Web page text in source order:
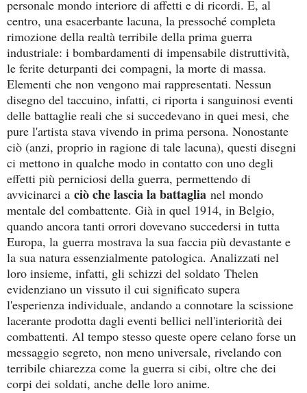
personale mondo interiore di affetti e di ricordi. E, al
centro, una esacerbante lacuna, la pressoché completa
rimozione della realtà terribile della prima guerra
industriale: i bombardamenti di impensabile distruttività,
le ferite deturpanti dei compagni, la morte di massa.
Elementi che non vengono mai rappresentati. Nessun
disegno del taccuino, infatti, ci riporta i sanguinosi eventi
delle battaglie reali che si succedevano in quei mesi, che
pure l'artista stava vivendo in prima persona. Nonostante
ciò (anzi, proprio in ragione di tale lacuna), questi disegni
ci mettono in qualche modo in contatto con uno degli
effetti più perniciosi della guerra, permettendo di
avvicinarci a ciò che lascia la battaglia nel mondo
mentale del combattente. Già in quel 1914, in Belgio,
quando ancora tanti orrori dovevano succedersi in tutta
Europa, la guerra mostrava la sua faccia più devastante e
la sua natura essenzialmente patologica. Analizzati nel
loro insieme, infatti, gli schizzi del soldato Thelen
evidenziano un vissuto il cui significato supera
l'esperienza individuale, andando a connotare la scissione
lacerante prodotta dagli eventi bellici nell'interiorità dei
combattenti. Al tempo stesso queste opere celano forse un
messaggio segreto, non meno universale, rivelando con
terribile chiarezza come la guerra si cibi, oltre che dei
corpi dei soldati, anche delle loro anime.